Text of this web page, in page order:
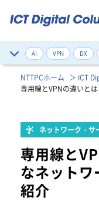
AI VPN DX
サイバー攻撃対策
ゼロトラスト 健康
NTTPCホーム ICT
専用線とVPNの違いと
ネットワーク・サ
専用線と
なネット
紹介